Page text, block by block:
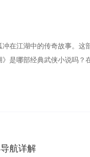
在江湖中的传奇故事。这
是哪部经典武侠小说吗？
航详解